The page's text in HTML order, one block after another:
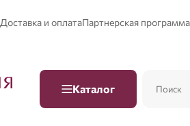
Доставка и оплатаПартнерская программа
Каталог